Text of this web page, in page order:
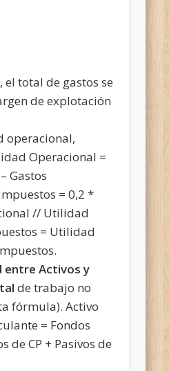
el total de gastos se
de explotación
operacional,
Operacional =
Gastos
= 0,2 *
// Utilidad
= Utilidad
entre Activos y
de trabajo no
fórmula). Activo
= Fondos
de CP + Pasivosde